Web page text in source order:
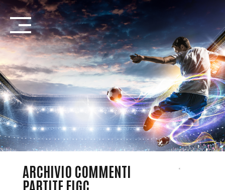
Salta
Introduzione...
ARCHIVIO COMMENTI
PARTITE FIGC